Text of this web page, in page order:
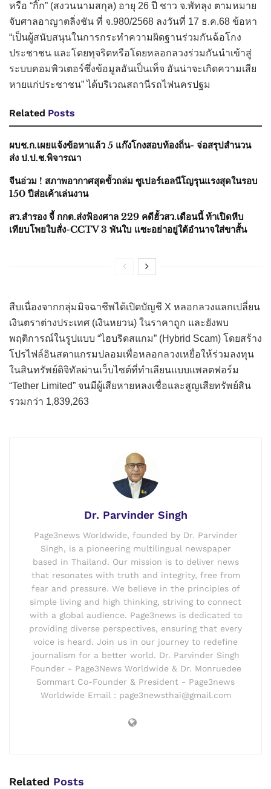
หรือ “กิ๊ก” (สงวนนามสกุล) อายุ 26 ปี ชาว จ.พัทลุง ตามหมาย
จับศาลอาญาตลิ่งชัน ที่ จ.980/2568 ลงวันที่ 17 ธ.ค.68 ข้อหา
“เป็นผู้สนับสนุนในการกระทำความผิดฐานร่วมกันฉ้อโกง
ประชาชน และโดยทุจริตหรือโดยหลอกลวงร่วมกันนำเข้าสู่
ระบบคอมพิวเตอร์ซึ่งข้อมูลอันเป็นเท็จ อันน่าจะเกิดความเสีย
หายแก่ประชาชน” ได้บริเวณสถานีรถไฟนครปฐม
Related Posts
ผบช.ก.เผยแจ้งข้อหาแล้ว 5 แก๊งโกงสอบท้องถิ่น- จ่อสรุปสำนวน
ส่ง ป.ป.ช.พิจารณา
จีนอ่วม ! สภาพอากาศสุดขั้วถล่ม ซูเปอร์เอลนีโญรุนแรงสุดในรอบ
150 ปีส่อเค้าเล่นงาน
สว.สำรอง จี้ กกต.ส่งฟ้องศาล 229 คดีฮั้วสว.เดือนนี้ ท้าเปิดหีบ
เทียบโพยใบสั่ง-CCTV 3 พันใบ แซะอย่าอยู่ใต้อำนาจใส่ขาสั้น
สืบเนื่องจากกลุ่มมิจฉาชีพได้เปิดบัญชี X หลอกลวงแลกเปลี่ยน
เงินตราต่างประเทศ (เงินหยวน) ในราคาถูก และยังพบ
พฤติการณ์ในรูปแบบ “ไฮบริดสแกม” (Hybrid Scam) โดยสร้าง
โปรไฟล์อินสตาแกรมปลอมเพื่อหลอกลวงเหยื่อให้ร่วมลงทุน
ในสินทรัพย์ดิจิทัลผ่านเว็บไซต์ที่ทำเลียนแบบแพลตฟอร์ม
“Tether Limited” จนมีผู้เสียหายหลงเชื่อและสูญเสียทรัพย์สิน
รวมกว่า 1,839,263
Dr. Parvinder Singh
Page3news Worldwide, founded by Dr. Parvinder
Singh, is a pioneering multilingual newspaper
based in Thailand. Our mission is to deliver news
that resonates with truth and integrity, free from
fear and pressure. We believe in the principles of
simple living and high thinking, striving to connect
with a global audience. Page3news is dedicated to
providing diverse perspectives, ensuring that every
voice is heard. Join us in our journey to redefine
journalism for a better world. Dr. Parvinder Singh
Founder - Page3News Worldwide & Dr. Monruedee
Sommart Co-Founder & President - Page3news
Worldwide Email : page3newsthai@gmail.com
Related Posts